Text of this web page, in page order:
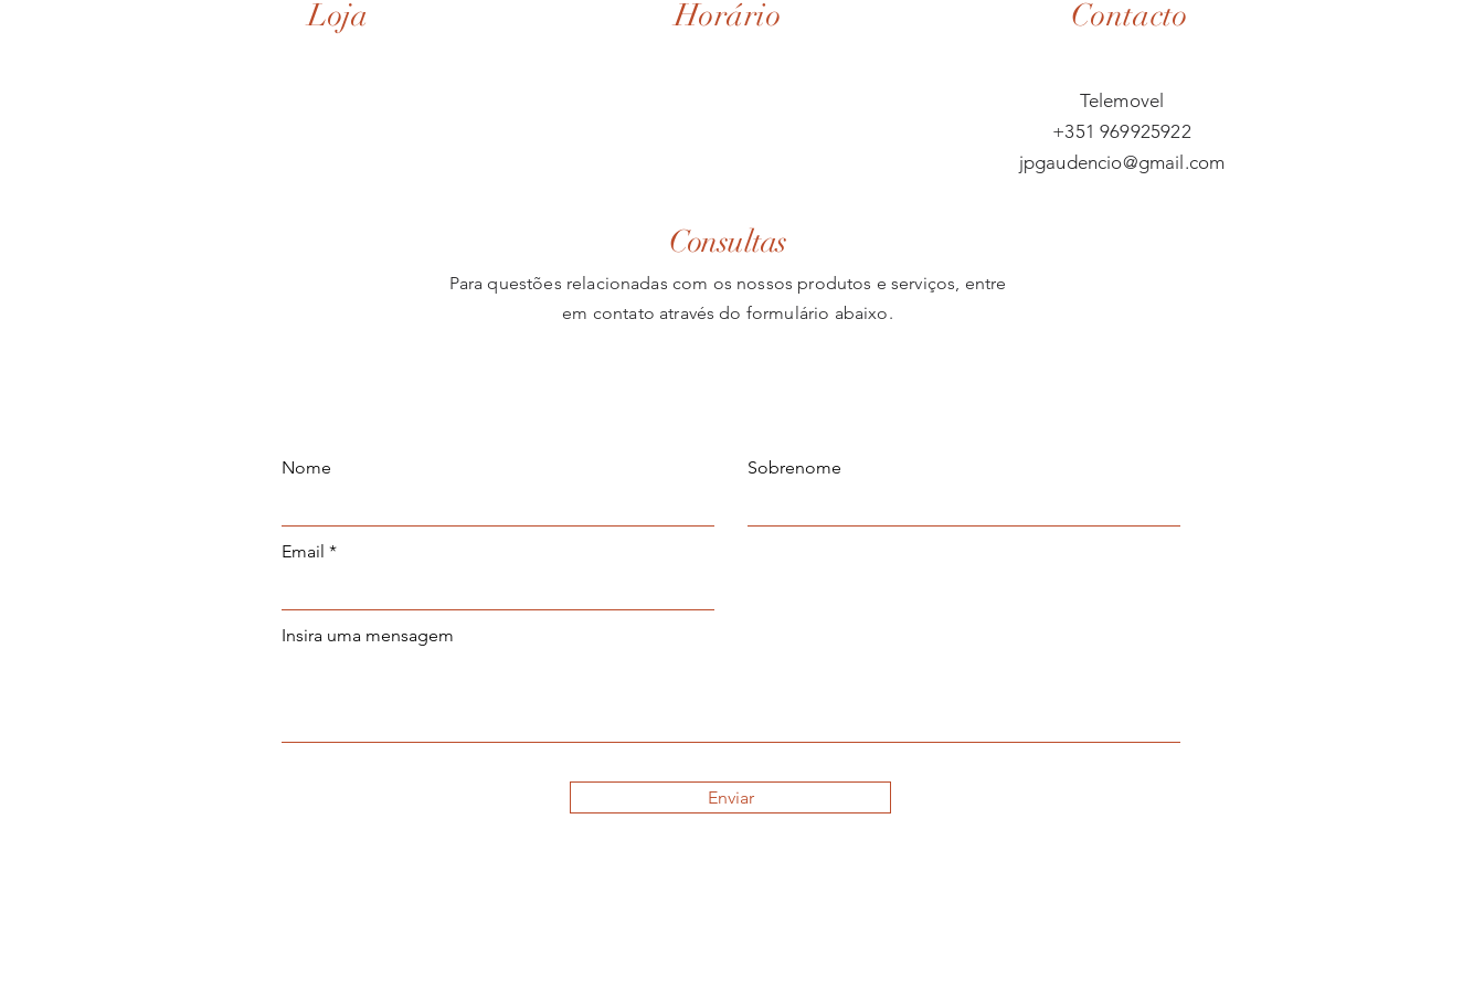
Loja Horário Contacto
Telemovel
+351 969925922
jpgaudencio@gmail.com
Consultas
Para questões relacionadas com os nossos produtos e serviços, entre
em contato através do formulário abaixo.
Nome Sobrenome
Email
Insira uma mensagem
Enviar